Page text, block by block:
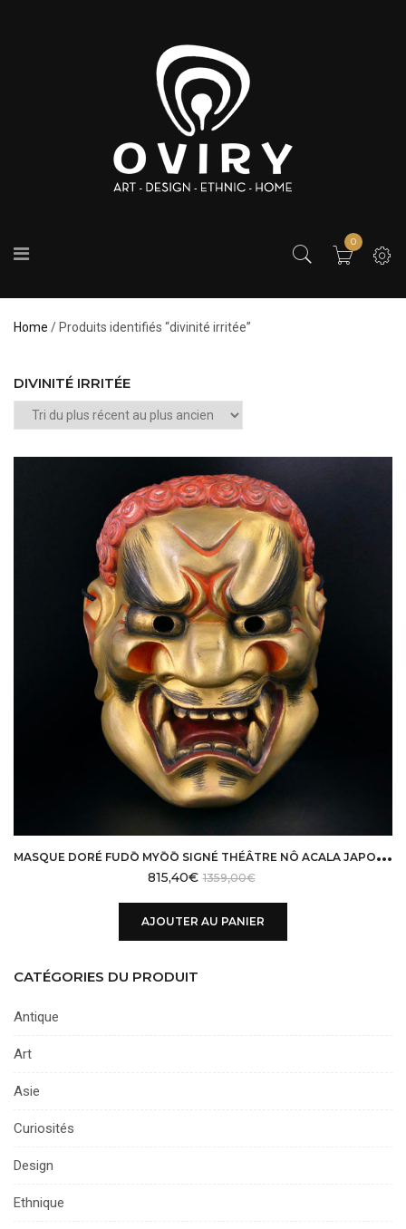
0
Home / Produits identifiés “divinité irritée”
DIVINITÉ IRRITÉE
M
ASQUE DORÉ FUDŌ MYŌŌ SIGNÉ THÉÂTRE NÔ ACALA JAPON ÈRE HEISEI
1359,00€
815,40€
AJOUTER AU PANIER
CATÉGORIES DU PRODUIT
Antique
Art
Asie
Curiosités
Design
Ethnique